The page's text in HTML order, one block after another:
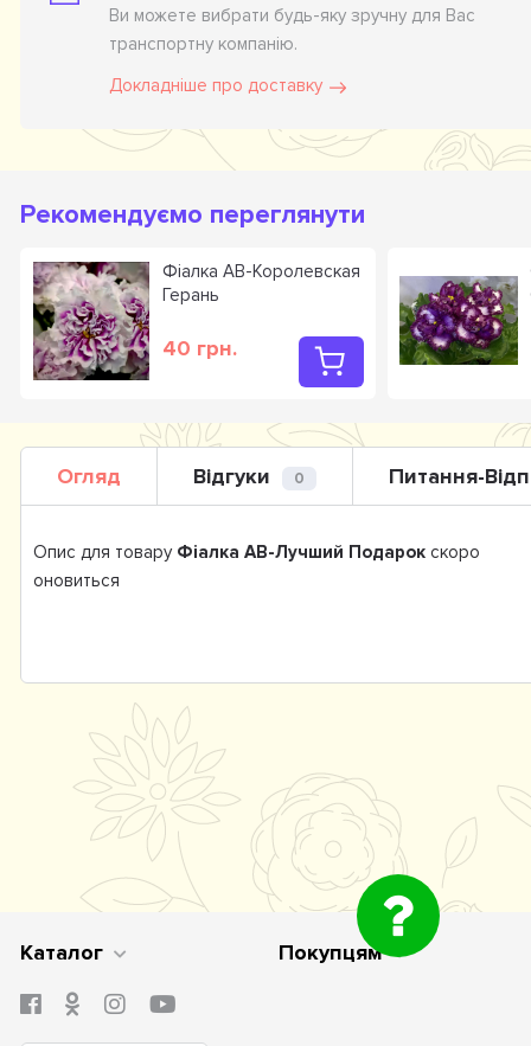
Ви можете вибрати будь-яку зручну для Вас
транспортну компанію.
Докладніше про доставку
Рекомендуємо переглянути
Фіалка АВ-Королевская
Герань
40 грн.
Огляд Відгуки 0 Питання-
Опис для товару Фіалка АВ-Лучший Подарокскоро
оновиться
Каталог Покупцям